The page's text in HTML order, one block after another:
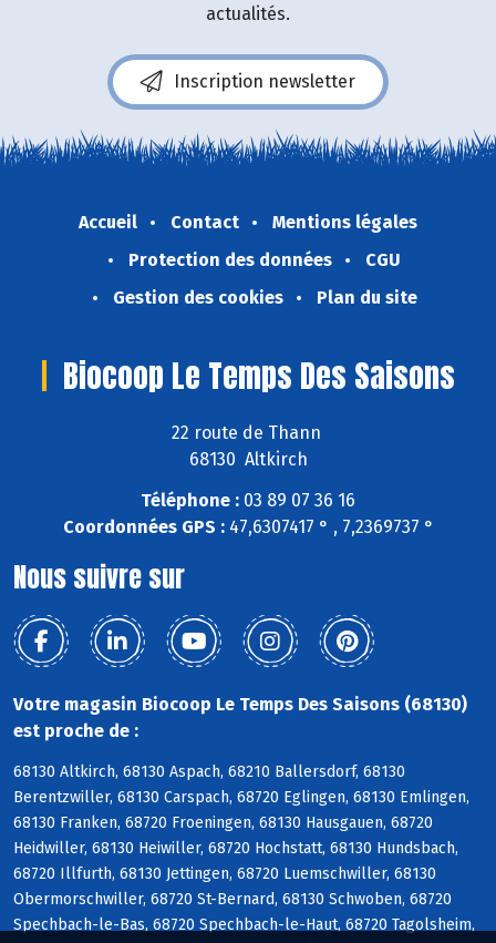
actualités.
Inscription newsletter
Accueil Contact
Mentions légales
Protection des données
CGU
Gestion des cookies
Plan du site
Biocoop Le Temps Des Saisons
22 route de Thann
68130 Altkirch
Téléphone : 03 89 07 36 16
Coordonnées GPS :47,6307417 ° , 7,2369737 °
Nous suivre sur
Votre magasin Biocoop Le Temps Des Saisons (68130)
est proche de :
68130 Altkirch, 68130 Aspach, 68210 Ballersdorf, 68130
Berentzwiller, 68130 Carspach, 68720 Eglingen, 68130 Emlingen,
68130 Franken, 68720 Froeningen, 68130 Hausgauen, 68720
Heidwiller, 68130 Heiwiller, 68720 Hochstatt, 68130 Hundsbach,
68720 Illfurth, 68130 Jettingen, 68720 Luemschwiller, 68130
Obermorschwiller, 68720 St-Bernard, 68130 Schwoben, 68720
Spechbach-le-Bas, 68720 Spechbach-le-Haut, 68720 Tagolsheim,